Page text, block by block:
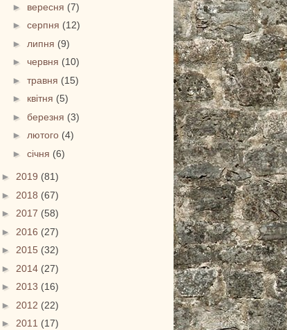
► вересня (7)
►серпня (12)
► липня (9)
►червня (10)
►травня (15)
► квітня (5)
►березня (3)
►лютого (4)
►січня (6)
► 2019 (81)
► 2018 (67)
► 2017 (58)
► 2016 (27)
► 2015 (32)
► 2014 (27)
► 2013 (16)
► 2012 (22)
► 2011 (17)